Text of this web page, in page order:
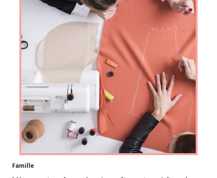
Famille